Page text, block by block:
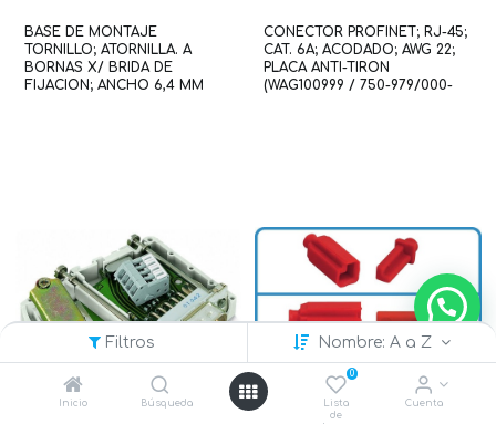
Filtros Nombre: A a Z
Inicio Búsqueda
0
Lista
de
Cuenta
BASE DE MONTAJE
TORNILLO; ATORNILLA. A
BORNAS X/ BRIDA DE
FIJACION; ANCHO 6,4 MM
CONECTOR PROFINET; RJ-45;
CAT. 6A; ACODADO; AWG 22;
PLACA ANTI-TIRON
(WAG100999 / 750-979/000-